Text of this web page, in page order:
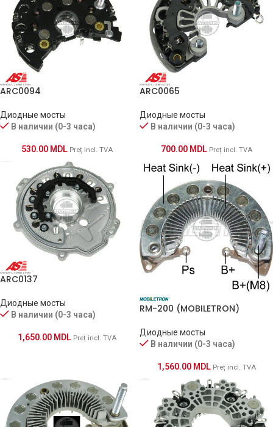
ARC0094
Диодные мосты
В наличии (0-3 часа)
530.00 MDL Preț incl. TVA
ARC0065
Диодные мосты
В наличии (0-3 часа)
700.00 MDL Preț incl. TVA
ARC0137
Диодные мосты
В наличии (0-3 часа)
1,650.00 MDL Preț incl. TVA
RM-200 (MOBILETRON)
Диодные мосты
В наличии (0-3 часа)
1,560.00 MDL Preț incl. TVA